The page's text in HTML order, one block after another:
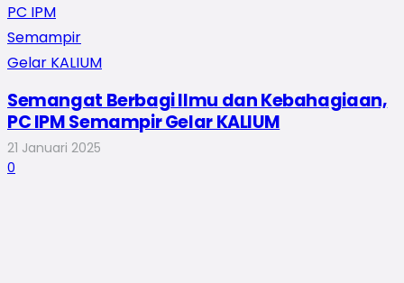
Semangat Berbagi Ilmu dan Kebahagiaan,
PC IPM Semampir Gelar KALIUM
21 Januari 2025
0